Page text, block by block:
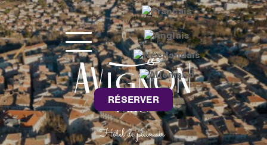
RÉSERVER